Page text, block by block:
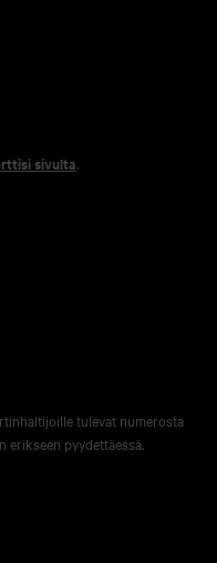
sivulta.
tulevat numerosta
erikseen pyydettäessä.